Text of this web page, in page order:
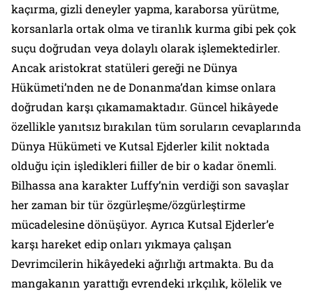
kaçırma, gizli deneyler yapma, karaborsa yürütme,
korsanlarla ortak olma ve tiranlık kurma gibi pek çok
suçu doğrudan veya dolaylı olarak işlemektedirler.
Ancak aristokrat statüleri gereği ne Dünya
Hükümeti’nden ne de Donanma’dan kimse onlara
doğrudan karşı çıkamamaktadır. Güncel hikâyede
özellikle yanıtsız bırakılan tüm soruların cevaplarında
Dünya Hükümeti ve Kutsal Ejderler kilit noktada
olduğu için işledikleri fiiller de bir o kadar önemli.
Bilhassa ana karakter Luffy’nin verdiği son savaşlar
her zaman bir tür özgürleşme/özgürleştirme
mücadelesine dönüşüyor. Ayrıca Kutsal Ejderler’e
karşı hareket edip onları yıkmaya çalışan
Devrimcilerin hikâyedeki ağırlığı artmakta. Bu da
mangakanın yarattığı evrendeki ırkçılık, kölelik ve